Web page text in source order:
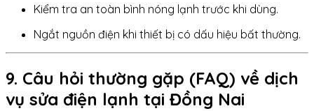
Kiểm tra an toàn bình nóng lạnh trước khi dùng.
Ngắt nguồn điện khi thiết bị có dấu hiệu bất thường.
9. Câu hỏi thường gặp (FAQ) về dịch
vụ sửa điện lạnh tại Đồng Nai